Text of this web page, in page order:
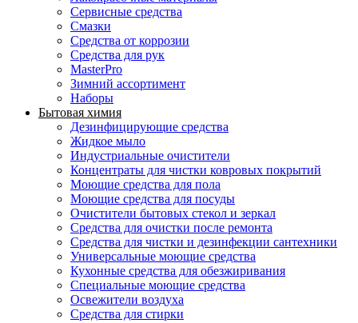
Сервисные средства
Смазки
Средства от коррозии
Средства для рук
MasterPro
Зимний ассортимент
Наборы
Бытовая химия
Дезинфицирующие средства
Жидкое мыло
Индустриальные очистители
Концентраты для чистки ковровых покрытий
Моющие средства для пола
Моющие средства для посуды
Очистители бытовых стекол и зеркал
Средства для очистки после ремонта
Средства для чистки и дезинфекции сантехники
Универсальные моющие средства
Кухонные средства для обезжиривания
Специальные моющие средства
Освежители воздуха
Средства для стирки